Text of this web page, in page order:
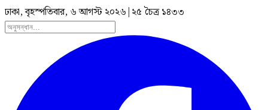
ঢাকা, বৃহস্পতিবার, ৬ আগস্ট ২০২৬ | ২৫ চৈত্র ১৪৩৩